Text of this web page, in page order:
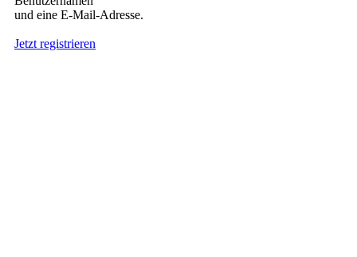
und eine E-Mail-Adresse.
Jetzt registrieren